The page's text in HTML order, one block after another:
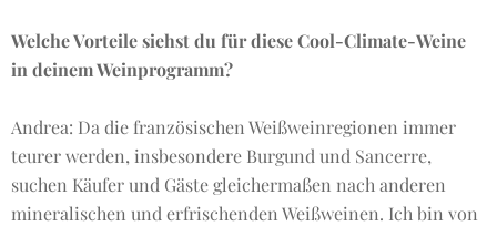
Welche Vorteile siehst du für diese Cool-Climate-Weine
in deinem Weinprogramm?
Andrea: Da die französischen Weißweinregionen immer
teurer werden, insbesondere Burgund und Sancerre,
suchen Käufer und Gäste gleichermaßen nach anderen
mineralischen und erfrischenden Weißweinen. Ich bin von